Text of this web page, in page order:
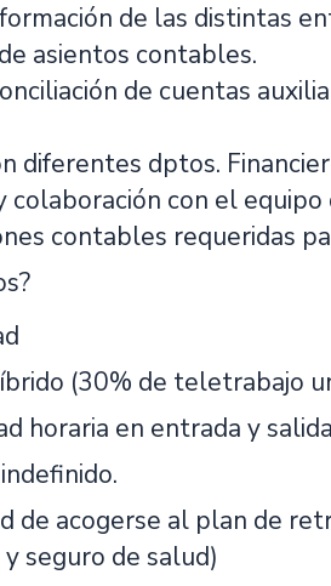
de las distintas
asientos contables.
de cuentas
diferentes dptos.
colaboración con el
contables requeridas
(30% de teletrabajo
horaria en entrada y
de acogerse al plan de
seguro de salud)